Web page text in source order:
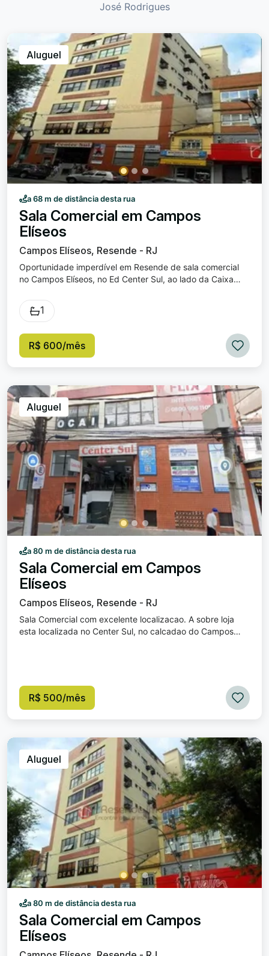
José Rodrigues
Aluguel
a 68 m de distância desta rua
Sala Comercial em Campos
Elíseos
Campos Elíseos, Resende - RJ
Oportunidade imperdível em Resende de sala comercial
no Campos Elíseos, no Ed Center Sul, ao lado da Caixa
negócio crescer. Sala ampla com banheiro. Entre em
contato com Roberta Imóveis e agende sua visita. Será
condomínio: R$ 421,15.
1
R$ 600/mês
Aluguel
a 80 m de distância desta rua
Sala Comercial em Campos
Elíseos
Campos Elíseos, Resende - RJ
Sala Comercial com excelente localizacao. A sobre loja
esta localizada no Center Sul, no calcadao do Campos
R$ 500/mês
Aluguel
a 80 m de distância desta rua
Sala Comercial em Campos
Elíseos